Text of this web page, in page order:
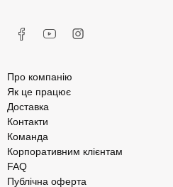
Про компанію
Як це працює
Доставка
Контакти
Команда
Корпоративним клієнтам
FAQ
Публічна оферта